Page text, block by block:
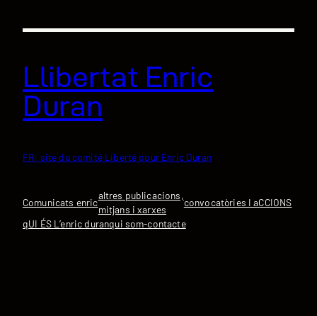
Llibertat Enric
Duran
FR: site du comité Liberté pour Enric Duran
Comunicats enric
altres publicacions,
mitjans i xarxes
convocatòries I aCCIONS
qUI ÉS L’enric duranqui som-contacte